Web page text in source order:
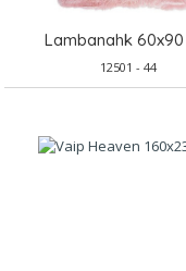
Lambanahk
12501 - 44